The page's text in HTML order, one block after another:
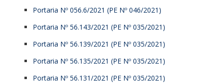
Portaria Nº 056.6/2021 (PE Nº 046/2021)
Portaria Nº 56.143/2021 (PE Nº 035/2021)
Portaria Nº 56.139/2021 (PE Nº 035/2021)
Portaria Nº 56.135/2021 (PE Nº 035/2021)
Portaria Nº 56.131/2021 (PE Nº 035/2021)